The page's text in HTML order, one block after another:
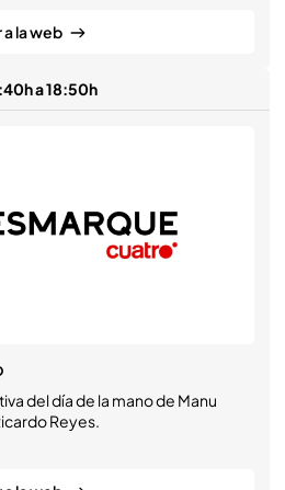
a la web
a 18:50h
del día de la mano de Manu
Reyes.